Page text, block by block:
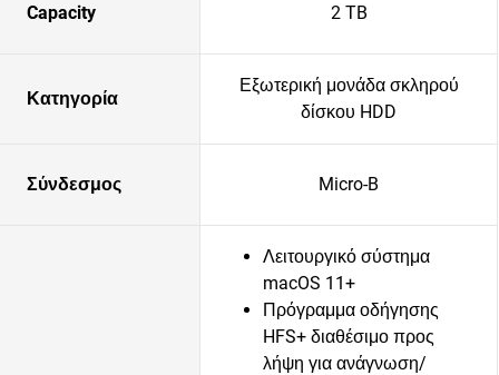
Capacity 2 TB
Κατηγορία
Εξωτερική μονάδα σκληρού
δίσκου HDD
Σύνδεσμος Micro-B
Λειτουργικό σύστημα
macOS 11+
Πρόγραμμα οδήγησης
HFS+ διαθέσιμο προς
λήψη για ανάγνωση/